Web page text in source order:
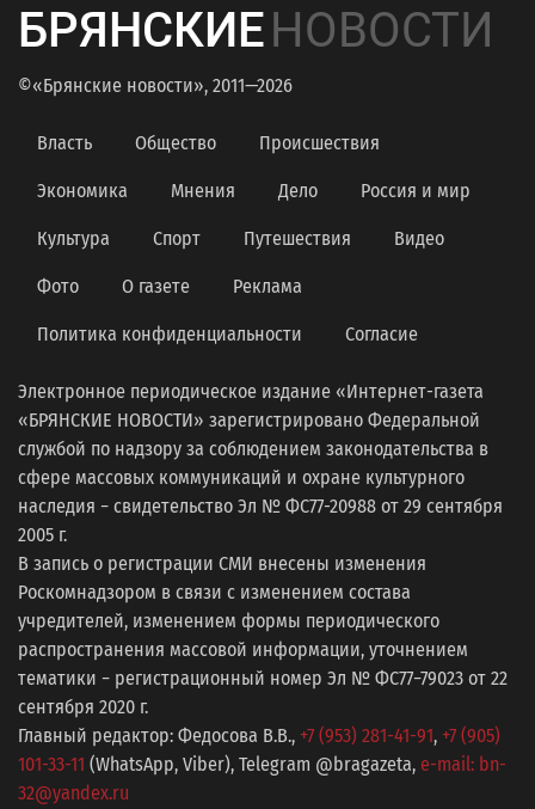
БРЯНСКИЕНОВОСТИ
©«Брянские новости», 2011—2026
Власть Общество Происшествия
Экономика Мнения Дело Россия и мир
Культура Спорт Путешествия Видео
Фото О газете Реклама
Политика конфиденциальности Согласие
Электронное периодическое издание «Интернет-газета
«БРЯНСКИЕ НОВОСТИ» зарегистрировано Федеральной
службой по надзору за соблюдением законодательства в
сфере массовых коммуникаций и охране культурного
наследия − свидетельство Эл № ФС77-20988 от 29 сентября
2005 г.
В запись о регистрации СМИ внесены изменения
Роскомнадзором в связи с изменением состава
учредителей, изменением формы периодического
распространения массовой информации, уточнением
тематики − регистрационный номер Эл № ФС77−79023 от 22
сентября 2020 г.
Главный редактор: Федосова В.В., +7 (953) 281-41-91, +7 (905)
101-33-11 (WhatsApp, Viber), Telegram @bragazeta, e-mail: bn-
32@yandex.ru